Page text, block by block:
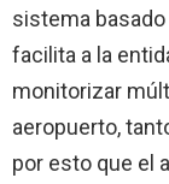
sistema
facilita a la
monitorizar
aeropuerto,
por esto que el